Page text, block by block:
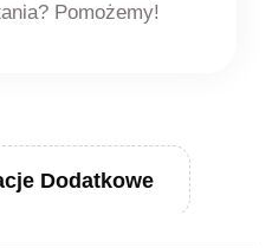
Pomożemy!
Dodatkowe